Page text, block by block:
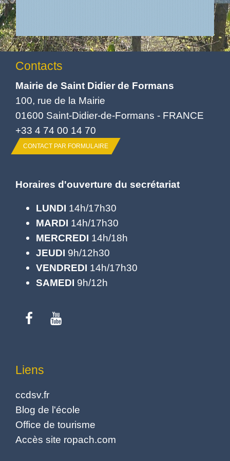
Contacts
Mairie de Saint Didier de Formans
100, rue de la Mairie
01600 Saint-Didier-de-Formans - FRANCE
+33 4 74 00 14 70
CONTACT PAR FORMULAIRE
Horaires d'ouverture du secrétariat
LUNDI 14h/17h30
MARDI 14h/17h30
MERCREDI 14h/18h
JEUDI 9h/12h30
VENDREDI 14h/17h30
SAMEDI 9h/12h
Liens
ccdsv.fr
Blog de l'école
Office de tourisme
Accès site ropach.com